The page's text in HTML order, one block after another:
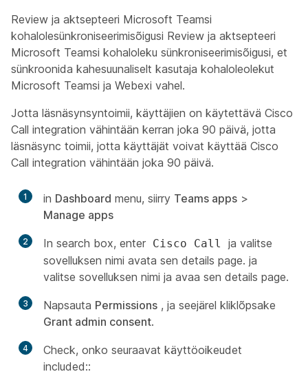
Review ja aktsepteeri Microsoft Teamsi
kohalolesünkroniseerimisõigusi Review ja aktsepteeri
Microsoft Teamsi kohaloleku sünkroniseerimisõigusi, et
sünkroonida kahesuunaliselt kasutaja kohaloleolekut
Microsoft Teamsi ja Webexi vahel.
Jotta läsnäsynsyntoimii, käyttäjien on käytettävä Cisco
Call integration vähintään kerran joka 90 päivä, jotta
läsnäsync toimii, jotta käyttäjät voivat käyttää Cisco
Call integration vähintään joka 90 päivä.
1 in Dashboard menu, siirry Teams apps >
Manage apps
2 In search box, enter Cisco Call
ja valitse
sovelluksen nimi avata sen details page. ja
valitse sovelluksen nimi ja avaa sen details page.
3 Napsauta Permissions , ja seejärel kliklõpsake
Grant admin consent.
4
Check, onko seuraavat käyttöoikeudet
included::